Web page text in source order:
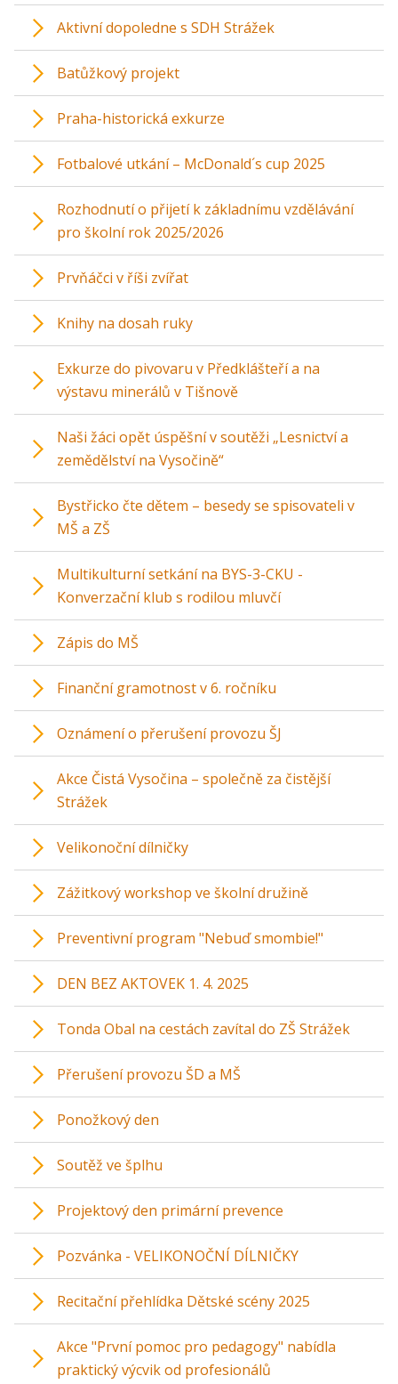
Aktivní dopoledne s SDH Strážek
Batůžkový projekt
Praha-historická exkurze
Fotbalové utkání – McDonald´s cup 2025
Rozhodnutí o přijetí k základnímu vzdělávání
pro školní rok 2025/2026
Prvňáčci v říši zvířat
Knihy na dosah ruky
Exkurze do pivovaru v Předklášteří a na
výstavu minerálů v Tišnově
Naši žáci opět úspěšní v soutěži „Lesnictví a
zemědělství na Vysočině“
Bystřicko čte dětem – besedy se spisovateli v
MŠ a ZŠ
Multikulturní setkání na BYS-3-CKU -
Konverzační klub s rodilou mluvčí
Zápis do MŠ
Finanční gramotnost v 6. ročníku
Oznámení o přerušení provozu ŠJ
Akce Čistá Vysočina – společně za čistější
Strážek
Velikonoční dílničky
Zážitkový workshop ve školní družině
Preventivní program "Nebuď smombie!"
DEN BEZ AKTOVEK 1. 4. 2025
Tonda Obal na cestách zavítal do ZŠ Strážek
Přerušení provozu ŠD a MŠ
Ponožkový den
Soutěž ve šplhu
Projektový den primární prevence
Pozvánka - VELIKONOČNÍ DÍLNIČKY
Recitační přehlídka Dětské scény 2025
Akce "První pomoc pro pedagogy" nabídla
praktický výcvik od profesionálů